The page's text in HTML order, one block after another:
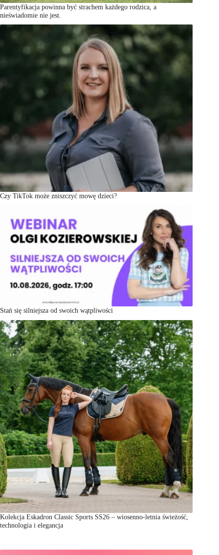
Parentyfikacja powinna być strachem każdego rodzica, a
nieświadomie nie jest.
Czy TikTok może zniszczyć mowę dzieci?
Stań się silniejsza od swoich wątpliwości
Kolekcja Eskadron Classic Sports SS26 – wiosenno-letnia świeżość,
technologia i elegancja